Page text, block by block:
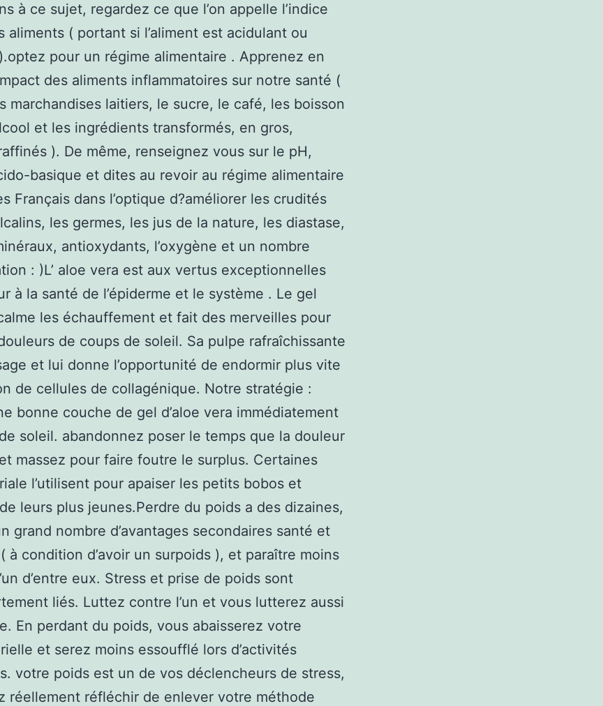
à ce sujet, regardez ce que l’on appelle l’indice
aliments ( portant si l’aliment est acidulant ou
pour un régime alimentaire . Apprenez en
des aliments inflammatoires sur notre santé (
marchandises laitiers, le sucre, le café, les boisson
et les ingrédients transformés, en gros,
). De même, renseignez vous sur le pH,
basique et dites au revoir au régime alimentaire
Français dans l’optique d?améliorer les crudités
les germes, les jus de la nature, les diastase,
antioxydants, l’oxygène et un nombre
: )L’ aloe vera est aux vertus exceptionnelles
à la santé de l’épiderme et le système . Le gel
les échauffement et fait des merveilles pour
de coups de soleil. Sa pulpe rafraîchissante
et lui donne l’opportunité de endormir plus vite
de cellules de collagénique. Notre stratégie :
bonne couche de gel d’aloe vera immédiatement
soleil. abandonnez poser le temps que la douleur
massez pour faire foutre le surplus. Certaines
l’utilisent pour apaiser les petits bobos et
leurs plus jeunes.Perdre du poids a des dizaines,
grand nombre d’avantages secondaires santé et
à condition d’avoir un surpoids ), et paraître moins
d’entre eux. Stress et prise de poids sont
liés. Luttez contre l’un et vous lutterez aussi
En perdant du poids, vous abaisserez votre
et serez moins essoufflé lors d’activités
votre poids est un de vos déclencheurs de stress,
réellement réfléchir de enlever votre méthode